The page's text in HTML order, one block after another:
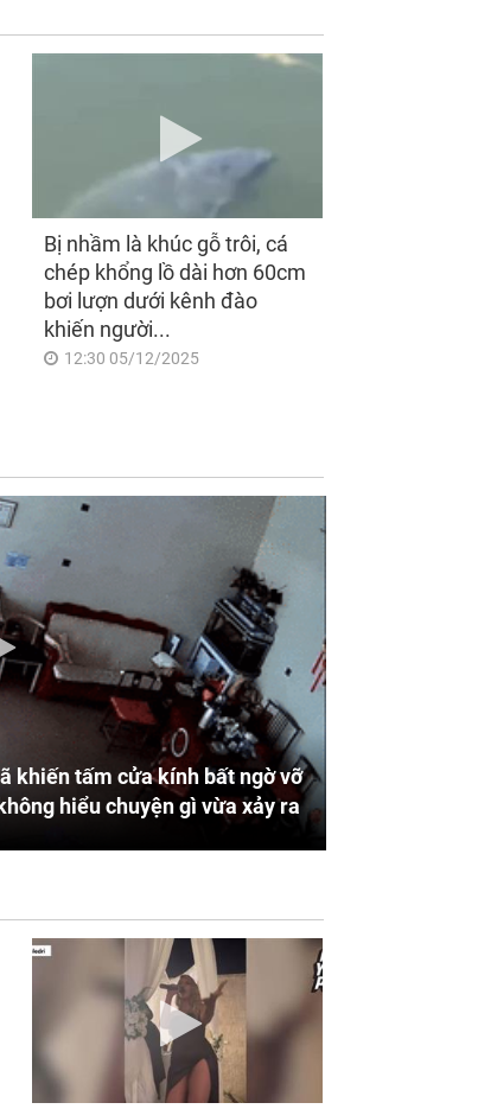
Bị nhầm là khúc gỗ trôi, cá
chép khổng lồ dài hơn 60cm
bơi lượn dưới kênh đào
khiến người...
12:30 05/12/2025
khiến tấm cửa kính bất ngờ vỡ
hiểu chuyện gì vừa xảy ra